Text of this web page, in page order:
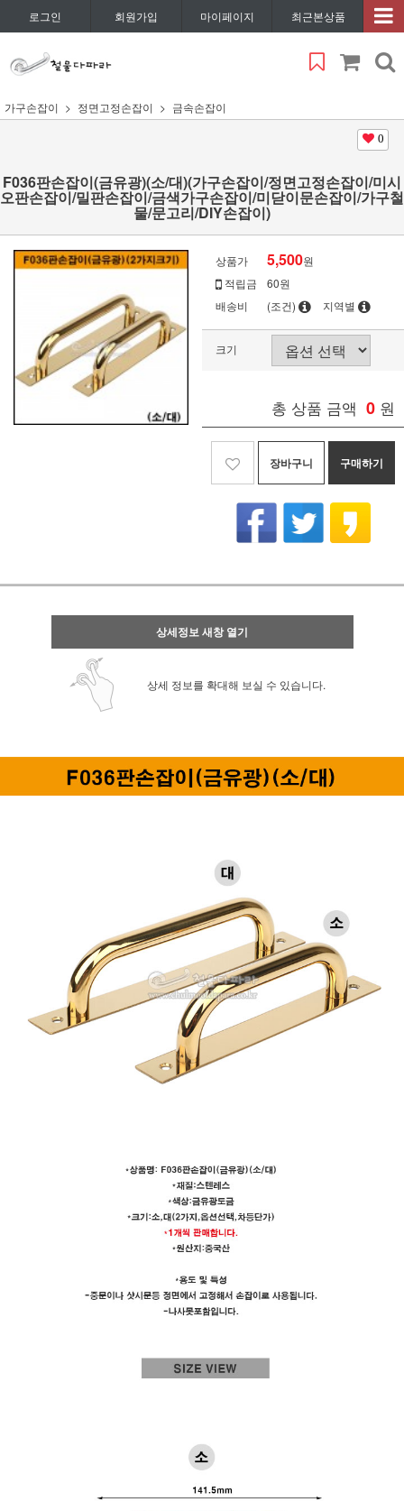
로그인 회원가입 마이페이지 최근본상품
가구손잡이 정면고정손잡이 금속손잡이
0
F036판손잡이(금유광)(소/대)(가구손잡이/정면고정손잡이/미시
오판손잡이/밀판손잡이/금색가구손잡이/미닫이문손잡이/가구철
물/문고리/DIY손잡이)
상품가 5,500원
적립금
60원
배송비
(조건) 지역별
크기
총 상품 금액 0 원
장바구니 구매하기
상세정보 새창 열기
상세 정보를 확대해 보실 수 있습니다.